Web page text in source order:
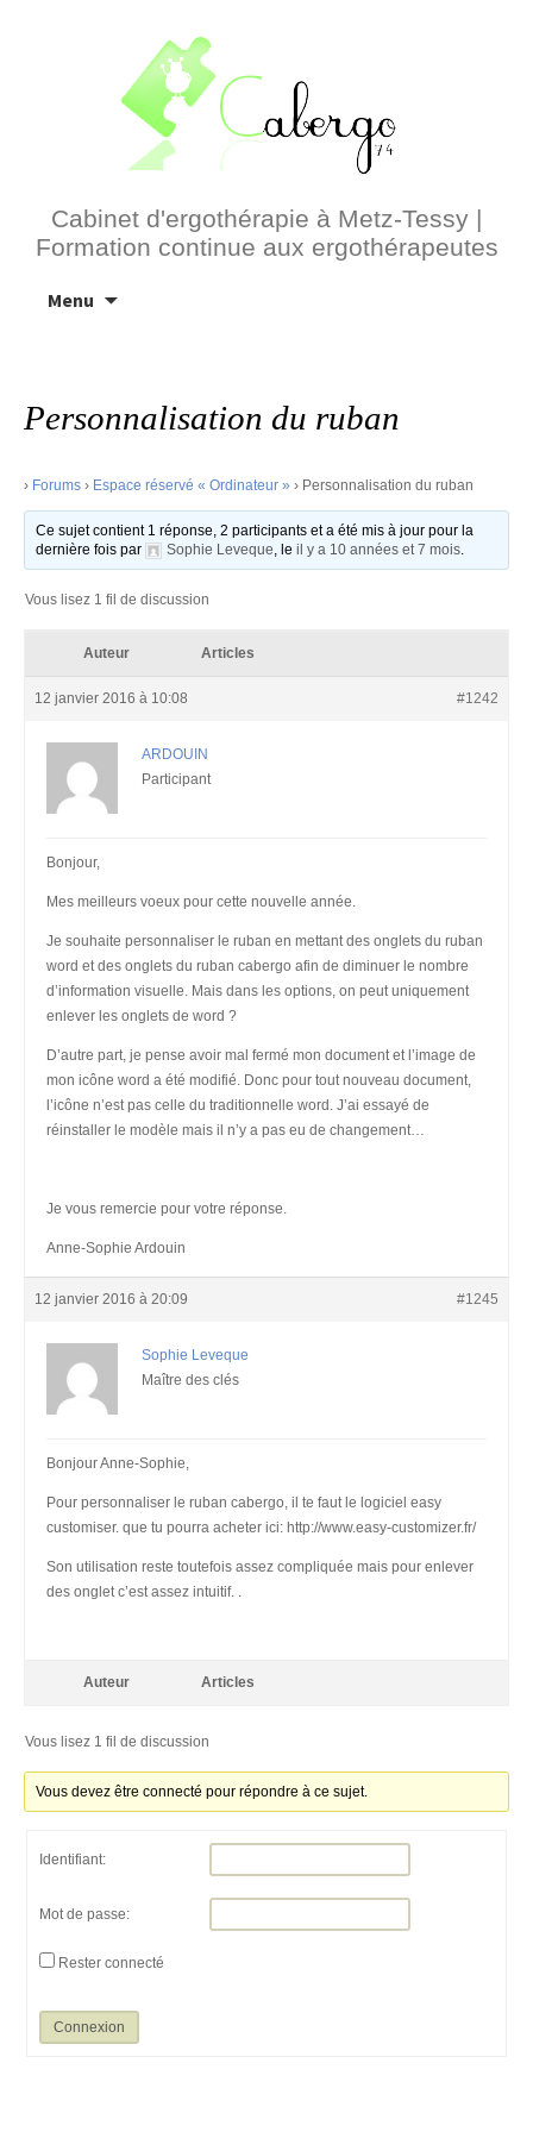
Cabinet d'ergothérapie à Metz-Tessy |
Formation continue aux ergothérapeutes
Menu
au
Personnalisation du ruban
› Forums › Espace réservé « Ordinateur » › Personnalisation du ruban
Ce sujet contient 1 réponse, 2 participants et a été mis à jour pour la
dernière fois par
Sophie Leveque, leil y a 10 années et 7 mois.
Vous lisez 1 fil de discussion
Auteur Articles
12 janvier 2016 à 10:08 #1242
ARDOUIN
Participant
Bonjour,
Mes meilleurs voeux pour cette nouvelle année.
Je souhaite personnaliser le ruban en mettant des onglets du ruban
word et des onglets du ruban cabergo afin de diminuer le nombre
d’information visuelle. Mais dans les options, on peut uniquement
enlever les onglets de word ?
D’autre part, je pense avoir mal fermé mon document et l’image de
mon icône word a été modifié. Donc pour tout nouveau document,
l’icône n’est pas celle du traditionnelle word. J’ai essayé de
réinstaller le modèle mais il n’y a pas eu de changement…
Je vous remercie pour votre réponse.
Anne-Sophie Ardouin
12 janvier 2016 à 20:09 #1245
Sophie Leveque
Maître des clés
Bonjour Anne-Sophie,
Pour personnaliser le ruban cabergo, il te faut le logiciel easy
customiser. que tu pourra acheter ici: http://www.easy-customizer.fr/
Son utilisation reste toutefois assez compliquée mais pour enlever
des onglet c’est assez intuitif. .
Auteur Articles
Vous lisez 1 fil de discussion
Vous devez être connecté pour répondre à ce sujet.
Identifiant:
Mot de passe:
Rester connecté
Connexion